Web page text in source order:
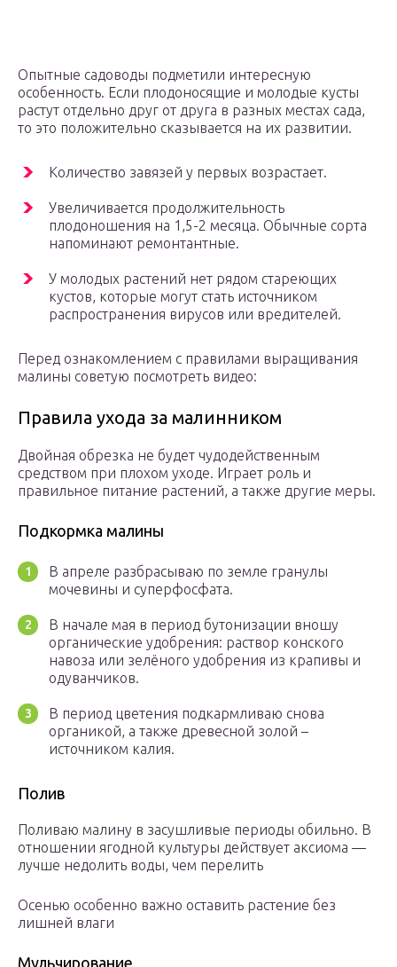
Опытные садоводы подметили интересную
особенность. Если плодоносящие и молодые кусты
растут отдельно друг от друга в разных местах сада,
то это положительно сказывается на их развитии.
Количество завязей у первых возрастает.
Увеличивается продолжительность
плодоношения на 1,5-2 месяца. Обычные сорта
напоминают ремонтантные.
У молодых растений нет рядом стареющих
кустов, которые могут стать источником
распространения вирусов или вредителей.
Перед ознакомлением с правилами выращивания
малины советую посмотреть видео:
Правила ухода за малинником
Двойная обрезка не будет чудодейственным
средством при плохом уходе. Играет роль и
правильное питание растений, а также другие меры.
Подкормка малины
В апреле разбрасываю по земле гранулы
мочевины и суперфосфата.
В начале мая в период бутонизации вношу
органические удобрения: раствор конского
навоза или зелёного удобрения из крапивы и
одуванчиков.
В период цветения подкармливаю снова
органикой, а также древесной золой –
источником калия.
Полив
Поливаю малину в засушливые периоды обильно. В
отношении ягодной культуры действует аксиома —
лучше недолить воды, чем перелить
Осенью особенно важно оставить растение без
лишней влаги
Мульчирование